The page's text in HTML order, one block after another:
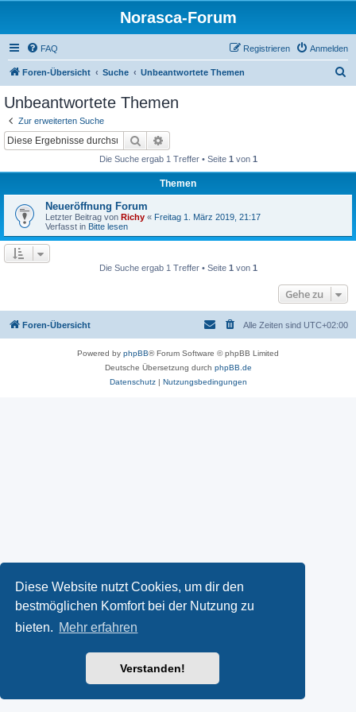
Diese Website nutzt Cookies, um dir den
bestmöglichen Komfort bei der Nutzung zu
bieten. Mehr erfahren
Verstanden!
Norasca-Forum
FAQ Anmelden
Registrieren
Foren-Übersicht Suche Unbeantwortete Themen
Unbeantwortete Themen
Zur erweiterten Suche
Suche
Die Suche ergab 1 Treffer • Seite 1 von 1
Themen
Neueröffnung Forum
Letzter Beitrag von Richy « Freitag 1. März 2019, 21:17
Verfasst in Bitte lesen
Die Suche ergab 1 Treffer • Seite 1 von 1
Gehe zu
Foren-Übersicht Alle Zeiten sind UTC+02:00
Powered by phpBB® Forum Software © phpBB Limited
Deutsche Übersetzung durch phpBB.de
Datenschutz| Nutzungsbedingungen